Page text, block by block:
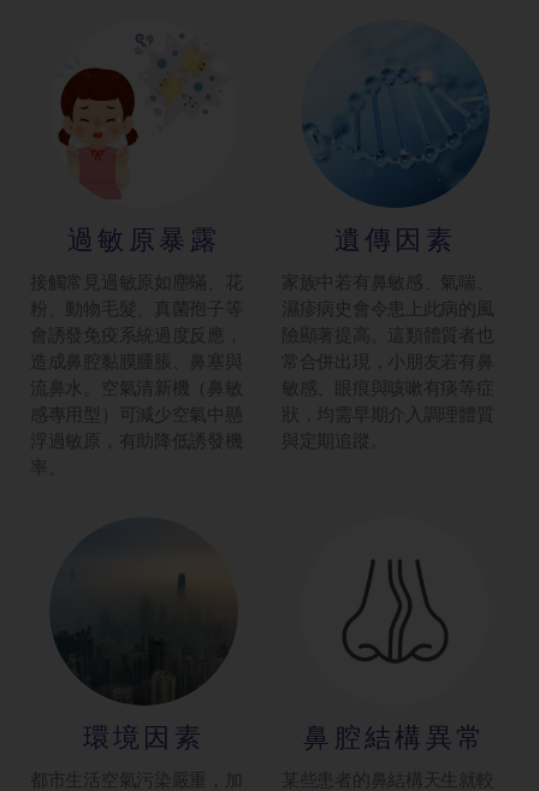
過敏原暴露
接觸常見過敏原如塵蟎、花
粉、動物毛髮、真菌孢子等
會誘發免疫系統過度反應，
造成鼻腔黏膜腫脹、鼻塞與
流鼻水。空氣清新機（鼻敏
感專用型）可減少空氣中懸
浮過敏原，有助降低誘發機
率。
遺傳因素
家族中若有鼻敏感、氣喘、
濕疹病史會令患上此病的風
險顯著提高。這類體質者也
常合併出現，小朋友若有鼻
敏感、眼痕與咳嗽有痰等症
狀，均需早期介入調理體質
與定期追蹤。
環境因素
都市生活空氣污染嚴重，加
鼻腔結構異常
某些患者的鼻結構天生就較